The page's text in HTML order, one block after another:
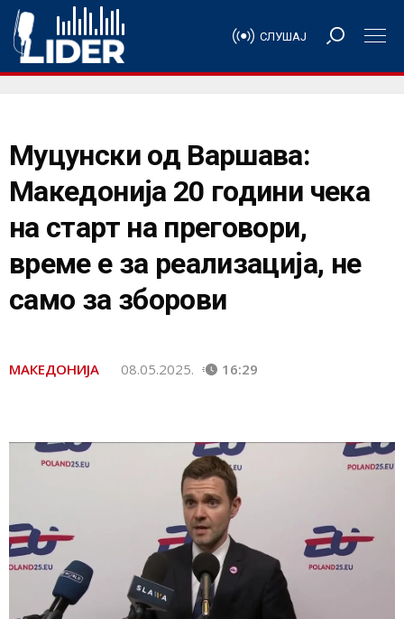
СЛУШАЈ
Муцунски од Варшава:
Македонија 20 години чека
на старт на преговори,
време е за реализација, не
само за зборови
МАКЕДОНИЈА 08.05.2025. 16:29